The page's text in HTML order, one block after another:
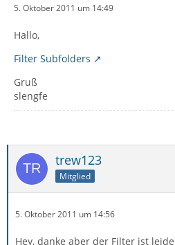
5. Oktober 2011 um 14:49
Hallo,
Filter Subfolders
Gruß
slengfe
trew123
Mitglied
5. Oktober 2011 um 14:56
Hey, danke aber der Filter ist